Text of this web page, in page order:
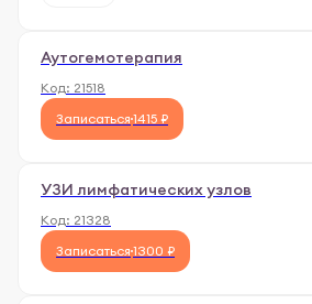
Аутогемотерапия
Код: 21518
Записаться 1415 ₽
УЗИ лимфатических узлов
Код: 21328
Записаться 1300 ₽